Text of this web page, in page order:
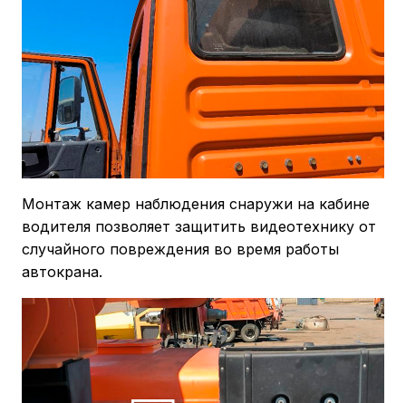
Монтаж камер наблюдения снаружи на кабине
водителя позволяет защитить видеотехнику от
случайного повреждения во время работы
автокрана.